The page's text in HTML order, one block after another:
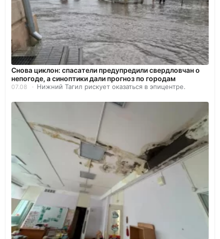
Снова циклон: спасатели предупредили свердловчан о
непогоде, а синоптики дали прогноз по городам
07.08 Нижний Тагил рискует оказаться в эпицентре.